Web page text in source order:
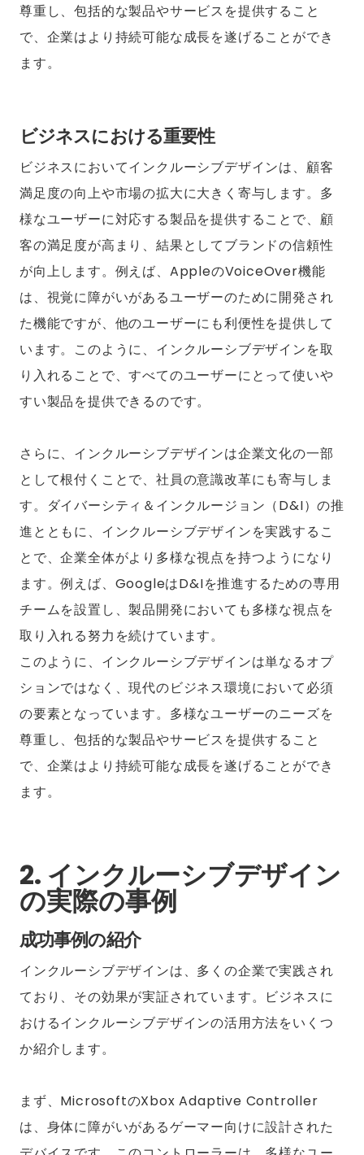
尊重し、包括的な製品やサービスを提供すること
で、企業はより持続可能な成長を遂げることができ
ます。
ビジネスにおける重要性
ビジネスにおいてインクルーシブデザインは、顧客
満足度の向上や市場の拡大に大きく寄与します。多
様なユーザーに対応する製品を提供することで、顧
客の満足度が高まり、結果としてブランドの信頼性
が向上します。例えば、AppleのVoiceOver機能
は、視覚に障がいがあるユーザーのために開発され
た機能ですが、他のユーザーにも利便性を提供して
います。このように、インクルーシブデザインを取
り入れることで、すべてのユーザーにとって使いや
すい製品を提供できるのです。
さらに、インクルーシブデザインは企業文化の一部
として根付くことで、社員の意識改革にも寄与しま
す。ダイバーシティ＆インクルージョン（D&I）の推
進とともに、インクルーシブデザインを実践するこ
とで、企業全体がより多様な視点を持つようになり
ます。例えば、GoogleはD&Iを推進するための専用
チームを設置し、製品開発においても多様な視点を
取り入れる努力を続けています。
このように、インクルーシブデザインは単なるオプ
ションではなく、現代のビジネス環境において必須
の要素となっています。多様なユーザーのニーズを
尊重し、包括的な製品やサービスを提供すること
で、企業はより持続可能な成長を遂げることができ
ます。
2. インクルーシブデザイン
の実際の事例
成功事例の紹介
インクルーシブデザインは、多くの企業で実践され
ており、その効果が実証されています。ビジネスに
おけるインクルーシブデザインの活用方法をいくつ
か紹介します。
まず、MicrosoftのXbox Adaptive Controller
は、身体に障がいがあるゲーマー向けに設計された